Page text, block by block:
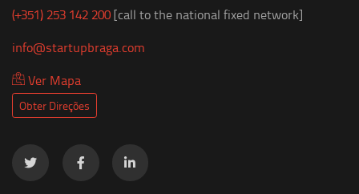
(+351) 253 142 200[call to the national fixed network]
info@startupbraga.com
Ver Mapa
Obter Direções